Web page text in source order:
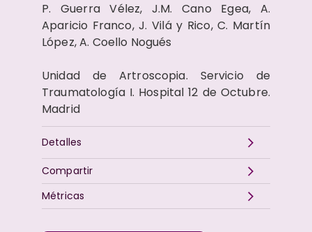
P. Guerra Vélez, J.M. Cano Egea, A.
Aparicio Franco, J. Vilá y Rico, C. Martín
López, A. Coello Nogués
Unidad de Artroscopia. Servicio de
Traumatología I. Hospital 12 de Octubre.
Madrid
Detalles
Métricas
Compartir